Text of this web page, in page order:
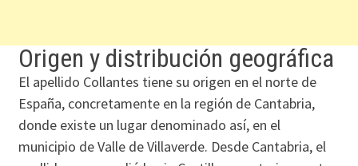
Origen y distribución geográfica
El apellido Collantes tiene su origen en el norte de
España, concretamente en la región de Cantabria,
donde existe un lugar denominado así, en el
municipio de Valle de Villaverde. Desde Cantabria, el